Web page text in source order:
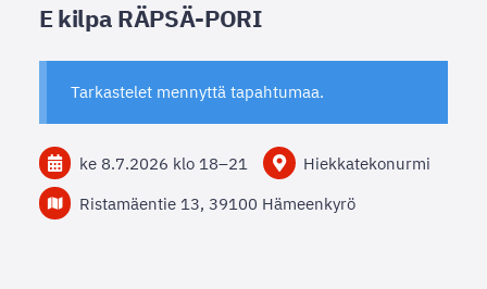
E kilpa RÄPSÄ-PORI
Tarkastelet mennyttä tapahtumaa.
ke 8.7.2026 klo 18–21
Hiekkatekonurmi
Ristamäentie 13, 39100 Hämeenkyrö